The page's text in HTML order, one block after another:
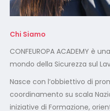
Chi Siamo
CONFEUROPA ACADEMY è
mondo della Sicurezza sul
Nasce con l’obbiettivo di
coordinamento su scala
iniziative di Formazione,